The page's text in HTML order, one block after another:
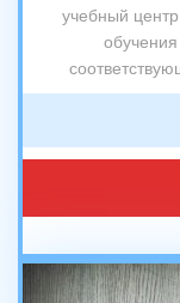
учебный
обучения